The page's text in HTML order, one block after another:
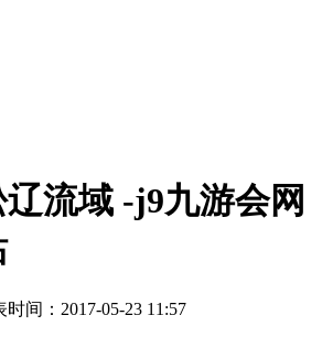
流域 -j9九游会网
时间：2017-05-23 11:57